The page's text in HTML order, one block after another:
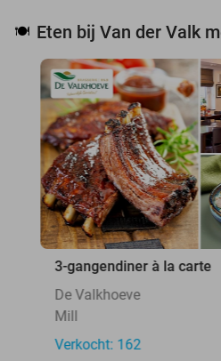
🍽️ Eten bij Van der Valk
3-gangendiner à la carte
De Valkhoeve
Mill
Verkocht: 162